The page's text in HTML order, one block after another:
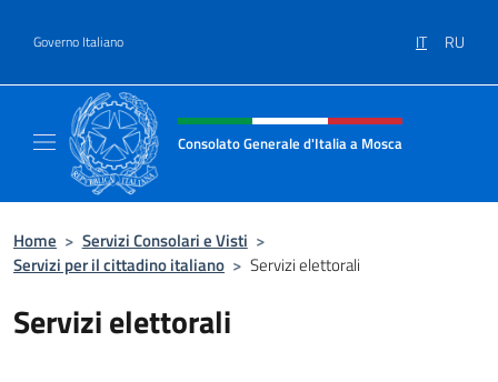
Governo Italiano IT RU
Intestazione sito, social e menù
Consolato Generale d'Italia a Mosca
Home > Servizi Consolari e Visti >
Servizi per il cittadino italiano > Servizi elettorali
Servizi elettorali